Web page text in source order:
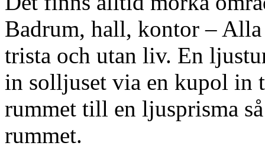
Badrum, hall, kontor – Alla
trista och utan liv. En
in solljuset via en kupol in
rummet till en ljusprisma
rummet.